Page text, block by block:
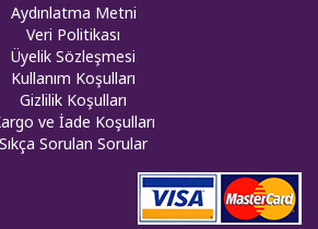
Aydınlatma Metni
Veri Politikası
Üyelik Sözleşmesi
Kullanım Koşulları
Gizlilik Koşulları
ve İade Koşulları
Sıkça Sorulan Sorular